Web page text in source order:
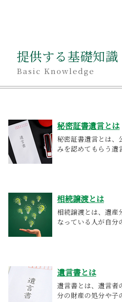
提供する基礎知識
Basic Knowledge
秘密証書遺言とは
秘密証書遺言とは、
みを認めてもらう遺
相続譲渡とは
相続譲渡とは、遺産
なっている人が自分
遺言書とは
遺言書とは、遺言者
分の財産の処分や子